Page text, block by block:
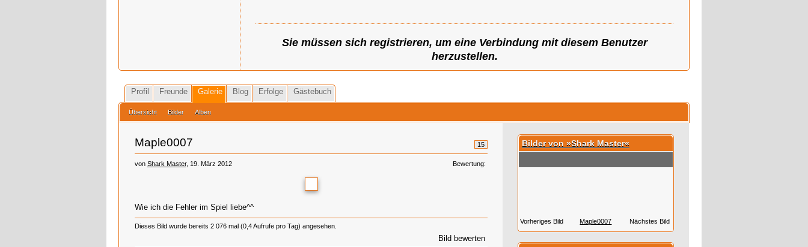
Sie müssen sich registrieren, um eine Verbindung mit diesem Benutzer
herzustellen.
Profil Freunde Galerie Blog Erfolge Gästebuch
Übersicht Bilder Alben
15
Maple0007
Bewertung:
von Shark Master, 19. März 2012
Wie ich die Fehler im Spiel liebe^^
Dieses Bild wurde bereits 2 076 mal (0,4 Aufrufe pro Tag) angesehen.
Bild bewerten
Bilder von »Shark Master«
Vorheriges Bild Maple0007 Nächstes Bild